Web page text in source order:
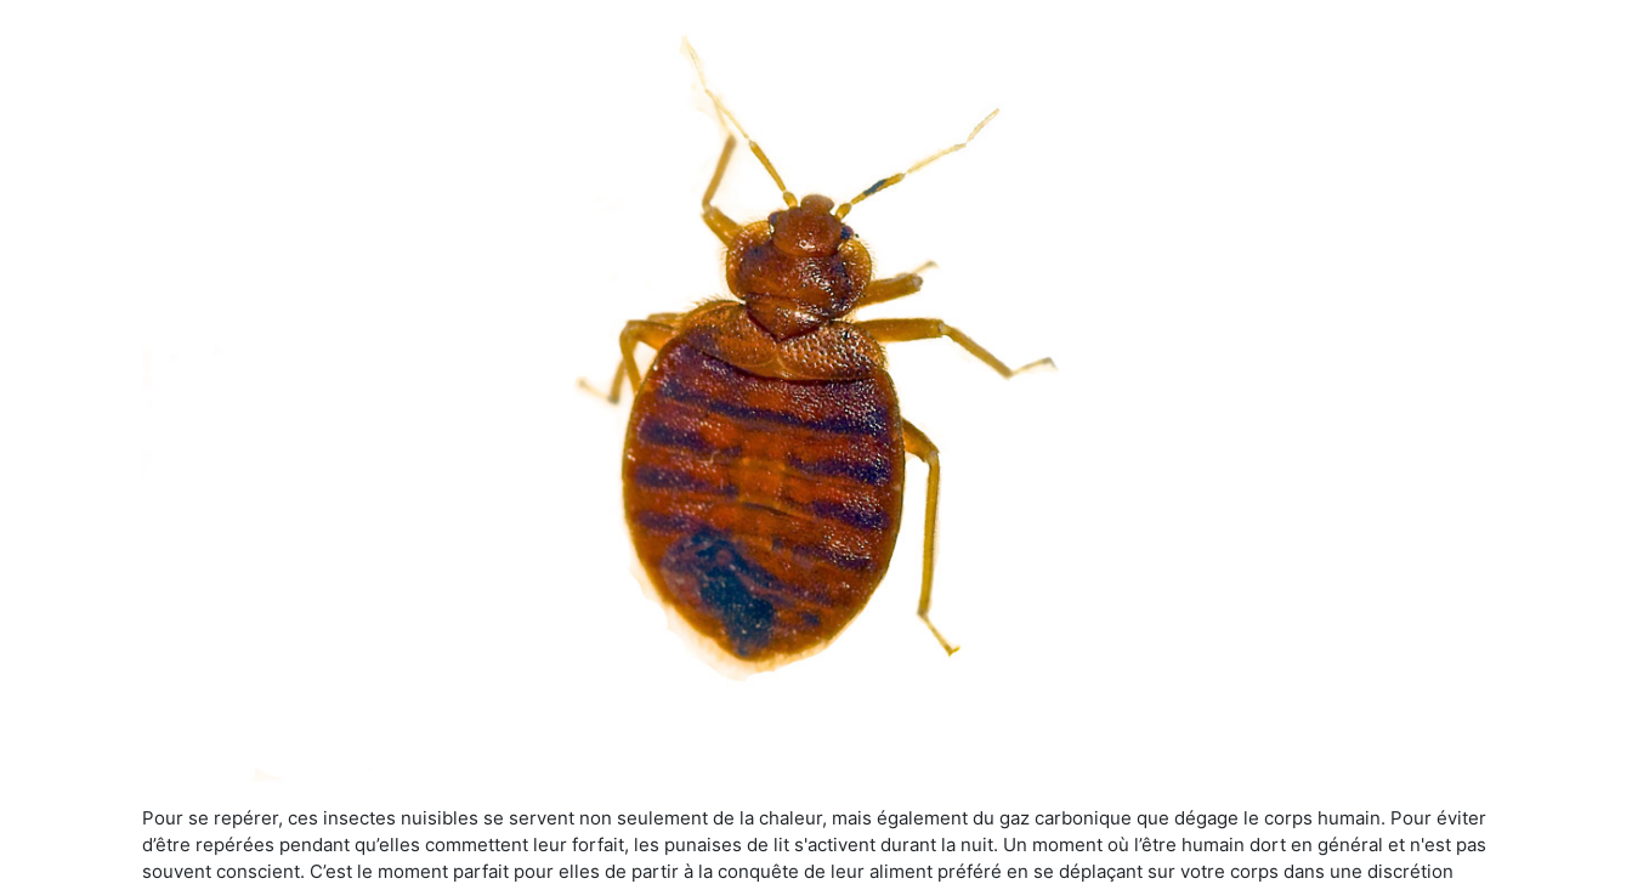
Pour se repérer, ces insectes nuisibles se servent non seulement de la chaleur, mais également du gaz carbonique que dégage le corps humain. Pour éviter
d’être repérées pendant qu’elles commettent leur forfait, les punaises de lit s'activent durant la nuit. Un moment où l’être humain dort en général et n'est pas
souvent conscient. C’est le moment parfait pour elles de partir à la conquête de leur aliment préféré en se déplaçant sur votre corps dans une discrétion